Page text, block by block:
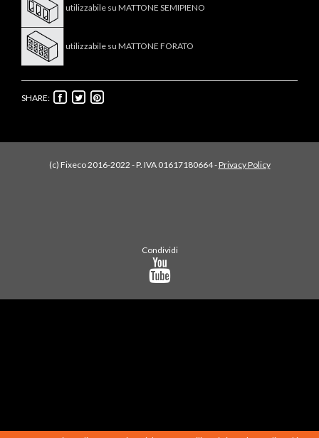
utilizzabile su MATTONE SEMIPIENO
utilizzabile su MATTONE FORATO
SHARE:
(c) Fixeco 2016-2022 - P. IVA 01617180664 -Privacy Policy
Condividi